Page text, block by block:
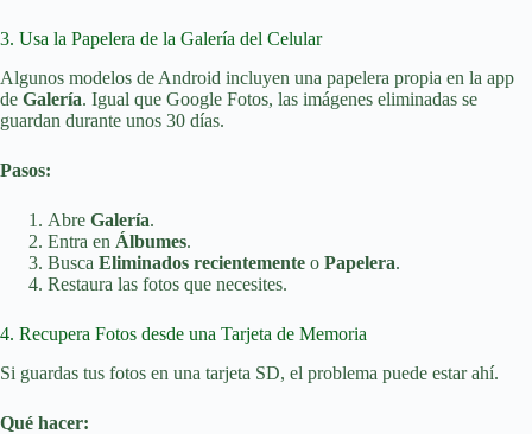
3. Usa la Papelera de la Galería del Celular
Algunos modelos de Android incluyen una papelera propia en la app
de Galería. Igual que Google Fotos, las imágenes eliminadas se
guardan durante unos 30 días.
Pasos:
Abre Galería.
Entra en Álbumes.
Busca Eliminados recientemente o Papelera.
Restaura las fotos que necesites.
4. Recupera Fotos desde una Tarjeta de Memoria
Si guardas tus fotos en una tarjeta SD, el problema puede estar ahí.
Qué hacer: